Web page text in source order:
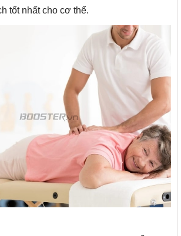
tốt nhất cho cơ thể.